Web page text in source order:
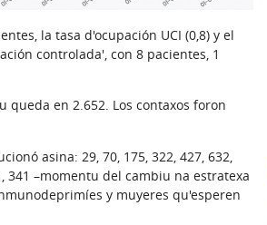
la tasa d'ocupación UCI (0,8) y el
controlada', con 8 pacientes, 1
queda en 2.652. Los contaxos foron
asina: 29, 70, 175, 322, 427, 632,
341 –momentu del cambiu na estratexa
y muyeres qu'esperen